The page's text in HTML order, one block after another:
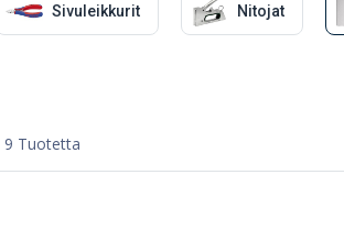
Sivuleikkurit Nitojat
Tuotetta